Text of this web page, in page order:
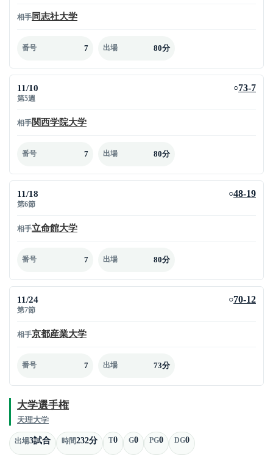
相手 同志社大学
番号 7 出場 80分
11/10
第5週
○73-7
相手関西学院大学
番号 7 出場 80分
11/18
第6節
○48-19
相手立命館大学
番号 7 出場 80分
11/24
第7節
○70-12
相手京都産業大学
番号 7 出場 73分
大学選手権
天理大学
出場3試合 時間232分 T0 G0 PG0 DG0